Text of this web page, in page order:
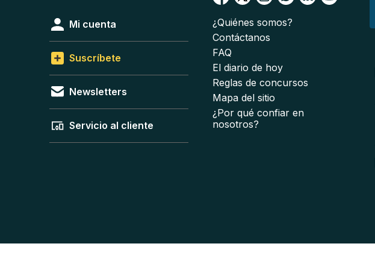
Mi cuenta
Suscríbete
Newsletters
Servicio al cliente
¿Quiénes somos?
Contáctanos
FAQ
El diario de hoy
Reglas de concursos
Mapa del sitio
¿Por qué confiar en
nosotros?